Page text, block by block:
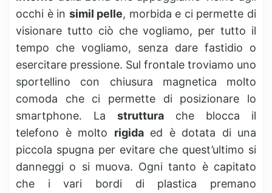
occhi è in simil pelle, morbida e ci permette di
visionare tutto ciò che vogliamo, per tutto il
tempo che vogliamo, senza dare fastidio o
esercitare pressione. Sul frontale troviamo uno
sportellino con chiusura magnetica molto
comoda che ci permette di posizionare lo
smartphone. La struttura che blocca il
telefono è molto rigidaed è dotata di una
piccola spugna per evitare che quest’ultimo si
danneggi o si muova. Ogni tanto è capitato
che i vari bordi di plastica premano